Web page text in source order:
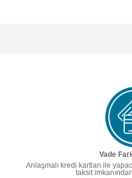
Vade
Anlaşmalı kredi kartları ile
taksit